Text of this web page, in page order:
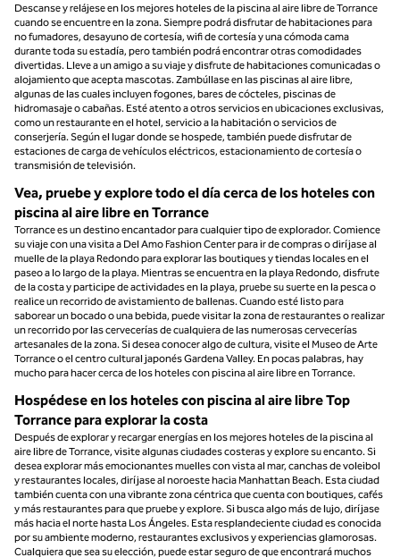
Descanse y relájese en los mejores hoteles de la piscina al aire libre de Torrance
cuando se encuentre en la zona. Siempre podrá disfrutar de habitaciones para
no fumadores, desayuno de cortesía, wifi de cortesía y una cómoda cama
durante toda su estadía, pero también podrá encontrar otras comodidades
divertidas. Lleve a un amigo a su viaje y disfrute de habitaciones comunicadas o
alojamiento que acepta mascotas. Zambúllase en las piscinas al aire libre,
algunas de las cuales incluyen fogones, bares de cócteles, piscinas de
hidromasaje o cabañas. Esté atento a otros servicios en ubicaciones exclusivas,
como un restaurante en el hotel, servicio a la habitación o servicios de
conserjería. Según el lugar donde se hospede, también puede disfrutar de
estaciones de carga de vehículos eléctricos, estacionamiento de cortesía o
transmisión de televisión.
Vea, pruebe y explore todo el día cerca de los hoteles con
piscina al aire libre en Torrance
Torrance es un destino encantador para cualquier tipo de explorador. Comience
su viaje con una visita a Del Amo Fashion Center para ir de compras o diríjase al
muelle de la playa Redondo para explorar las boutiques y tiendas locales en el
paseo a lo largo de la playa. Mientras se encuentra en la playa Redondo, disfrute
de la costa y participe de actividades en la playa, pruebe su suerte en la pesca o
realice un recorrido de avistamiento de ballenas. Cuando esté listo para
saborear un bocado o una bebida, puede visitar la zona de restaurantes o realizar
un recorrido por las cervecerías de cualquiera de las numerosas cervecerías
artesanales de la zona. Si desea conocer algo de cultura, visite el Museo de Arte
Torrance o el centro cultural japonés Gardena Valley. En pocas palabras, hay
mucho para hacer cerca de los hoteles con piscina al aire libre en Torrance.
Hospédese en los hoteles con piscina al aire libre Top
Torrance para explorar la costa
Después de explorar y recargar energías en los mejores hoteles de la piscina al
aire libre de Torrance, visite algunas ciudades costeras y explore su encanto. Si
desea explorar más emocionantes muelles con vista al mar, canchas de voleibol
y restaurantes locales, diríjase al noroeste hacia Manhattan Beach. Esta ciudad
también cuenta con una vibrante zona céntrica que cuenta con boutiques, cafés
y más restaurantes para que pruebe y explore. Si busca algo más de lujo, diríjase
más hacia el norte hasta Los Ángeles. Esta resplandeciente ciudad es conocida
por su ambiente moderno, restaurantes exclusivos y experiencias glamorosas.
Cualquiera que sea su elección, puede estar seguro de que encontrará muchos